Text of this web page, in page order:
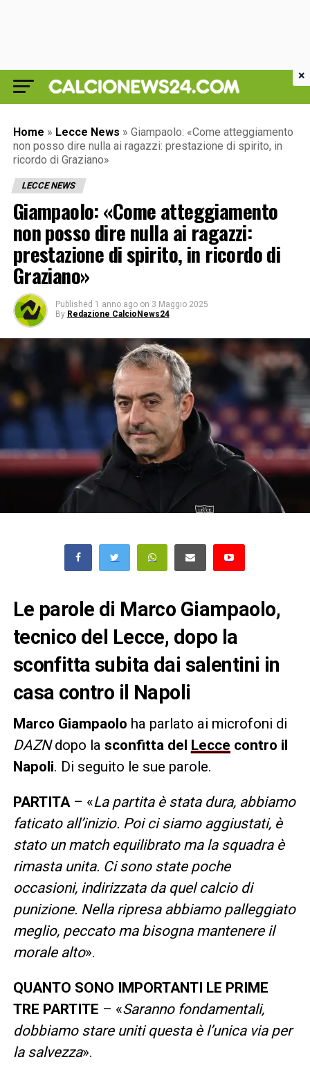
Home » Lecce News » Giampaolo: «Come atteggiamento
non posso dire nulla ai ragazzi: prestazione di spirito, in
ricordo di Graziano»
LECCE NEWS
Giampaolo: «Come atteggiamento
non posso dire nulla ai ragazzi:
prestazione di spirito, in ricordo di
Graziano»
Published 1 anno ago on 3 Maggio 2025
By Redazione CalcioNews24
Le parole di Marco Giampaolo,
tecnico del Lecce, dopo la
sconfitta subita dai salentini in
casa contro il Napoli
Marco Giampaolo ha parlato ai microfoni di
DAZNdopo la sconfitta del Lecce contro il
Napoli. Di seguito le sue parole.
PARTITA– «La partita è stata dura, abbiamo
faticato all’inizio. Poi ci siamo aggiustati, è
stato un match equilibrato ma la squadra è
rimasta unita. Ci sono state poche
occasioni, indirizzata da quel calcio di
punizione. Nella ripresa abbiamo palleggiato
meglio, peccato ma bisogna mantenere il
morale alto».
QUANTO SONO IMPORTANTI LE PRIME
TRE PARTITE – «Saranno fondamentali,
dobbiamo stare uniti questa è l’unica via per
la salvezza».
×